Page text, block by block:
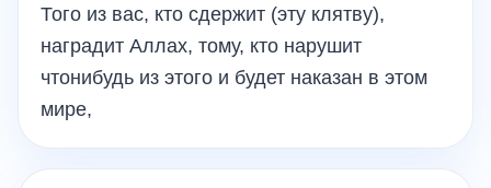
Того из вас, кто сдержит (эту клятву),
наградит Аллах, тому, кто нарушит
чтонибудь из этого и будет наказан в этом
мире,